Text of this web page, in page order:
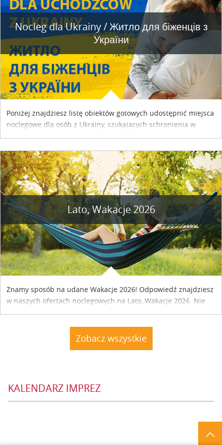
Nocleg dla Ukrainy / Житло для бiженцiв з
України
Poniżej znajdziesz listę obiektów gotowych udostępnić miejsca
noclegowe dla osób z Ukrainy, szukających schronienia w
Lato, Wakacje 2026
Znamy sposób na udane Wakacje 2026! Odpowiedź znajdziesz
w naszych ofertach noclegowych na Lato, Wakacje 2026. Nie
zwlekaj atrakcyjne noclegi czekają...
Zobacz wszystkie
KALENDARZ IMPREZ